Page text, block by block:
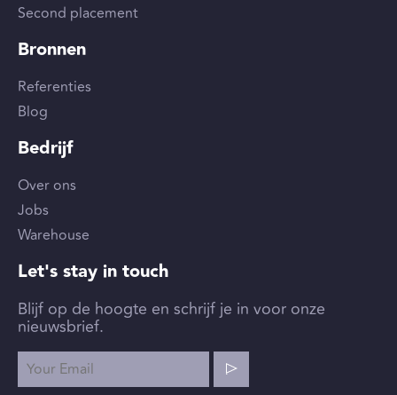
Second placement
Bronnen
Referenties
Blog
Bedrijf
Over ons
Jobs
Warehouse
Let's stay in touch
Blijf op de hoogte en schrijf je in voor onze
nieuwsbrief.